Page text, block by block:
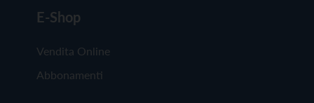
E-Shop
Vendita Online
Abbonamenti